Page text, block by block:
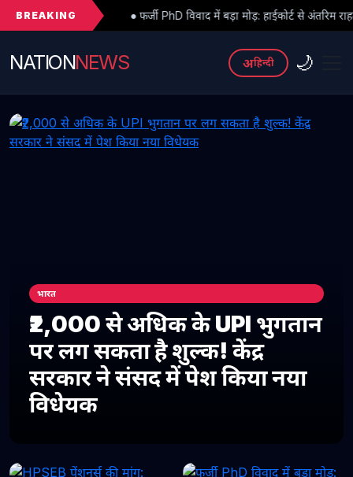
BREAKING
● फर्जी PhD विवाद में बड़ा मोड़: हाईकोर्ट से अंतरिम राहत के बाद 3 असिस्टेंट
NATIONNEWS अहिन्दी 🌙
भारत
₹2,000 से अधिक के UPI भुगतान
पर लग सकता है शुल्क! केंद्र
सरकार ने संसद में पेश किया नया
विधेयक